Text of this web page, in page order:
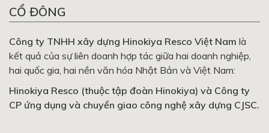
CỔ ĐÔNG
Công ty TNHH xây dựng Hinokiya Resco Việt Nam là
kết quả của sự liên doanh hợp tác giữa hai doanh nghiệp,
hai quốc gia, hai nền văn hóa Nhật Bản và Việt Nam:
Hinokiya Resco (thuộc tập đoàn Hinokiya) và Công ty
CP ứng dụng và chuyển giao công nghệ xây dựng CJSC.